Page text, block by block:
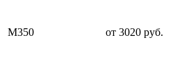
М350 от 3020 руб.